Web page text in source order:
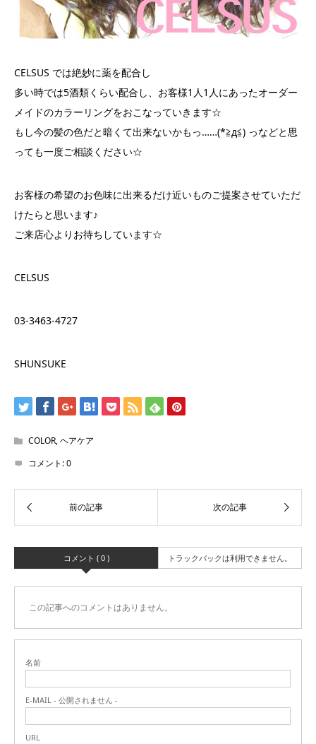
CELSUS では絶妙に薬を配合し
多い時では5酒類くらい配合し、お客様1人1人にあったオーダー
メイドのカラーリングをおこなっていきます☆
もし今の髪の色だと暗くて出来ないかもっ……(*≧д≦) っなどと思
っても一度ご相談ください☆
お客様の希望のお色味に出来るだけ近いものご提案させていただ
けたらと思います♪
ご来店心よりお待ちしています☆
CELSUS
03-3463-4727
SHUNSUKE
COLOR,ヘアケア
コメント:0
コメント ( 0 ) トラックバックは利用できません。
この記事へのコメントはありません。
名前
E-MAIL - 公開されません -
URL